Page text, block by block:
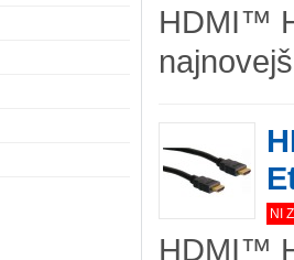
HDMI™
NI
HDMI™